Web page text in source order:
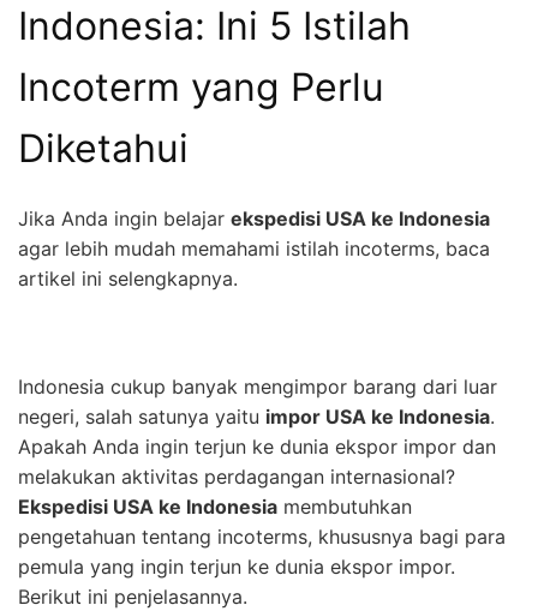
Indonesia: Ini 5 Istilah
Incoterm yang Perlu
Diketahui
Jika Anda ingin belajar ekspedisi USA ke Indonesia
agar lebih mudah memahami istilah incoterms, baca
artikel ini selengkapnya.
Indonesia cukup banyak mengimpor barang dari luar
negeri, salah satunya yaitu impor USA ke Indonesia.
Apakah Anda ingin terjun ke dunia ekspor impor dan
melakukan aktivitas perdagangan internasional?
Ekspedisi USA ke Indonesia membutuhkan
pengetahuan tentang incoterms, khususnya bagi para
pemula yang ingin terjun ke dunia ekspor impor.
Berikut ini penjelasannya.